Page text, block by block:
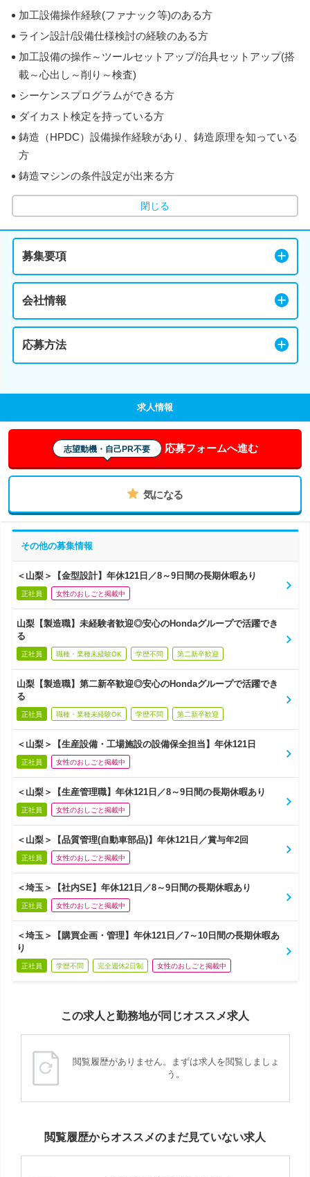
加工設備操作経験(ファナック等)のある方
ライン設計/設備仕様検討の経験のある方
加工設備の操作～ツールセットアップ/治具セットアップ(搭
載～心出し～削り～検査)
シーケンスプログラムができる方
ダイカスト検定を持っている方
鋳造（HPDC）設備操作経験があり、鋳造原理を知っている
方
鋳造マシンの条件設定が出来る方
閉じる
募集要項
会社情報
応募方法
求人情報
志望動機・自己PR不要 応募フォームへ進む
気になる
その他の募集情報
＜山梨＞【金型設計】年休121日／8～9日間の長期休暇あり
正社員 女性のおしごと掲載中
山梨【製造職】未経験者歓迎◎安心のHondaグループで活躍でき
る
正社員 職種・業種未経験OK 学歴不問 第二新卒歓迎
山梨【製造職】第二新卒歓迎◎安心のHondaグループで活躍でき
る
正社員 職種・業種未経験OK 学歴不問 第二新卒歓迎
＜山梨＞【生産設備・工場施設の設備保全担当】年休121日
正社員 女性のおしごと掲載中
＜山梨＞【生産管理職】年休121日／8～9日間の長期休暇あり
正社員 女性のおしごと掲載中
＜山梨＞【品質管理(自動車部品)】年休121日／賞与年2回
正社員 女性のおしごと掲載中
＜埼玉＞【社内SE】年休121日／8～9日間の長期休暇あり
正社員 女性のおしごと掲載中
＜埼玉＞【購買企画・管理】年休121日／7～10日間の長期休暇あ
り
正社員 学歴不問 完全週休2日制 女性のおしごと掲載中
この求人と勤務地が同じオススメ求人
閲覧履歴がありません。まずは求人を閲覧しましょ
う。
閲覧履歴からオススメのまだ見ていない求人